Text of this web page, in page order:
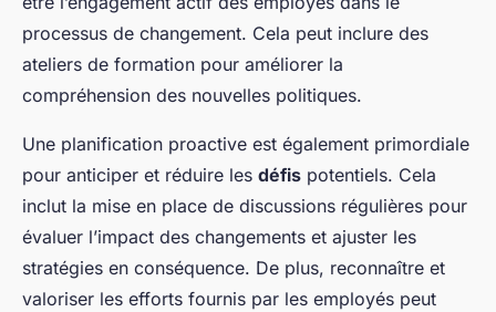
processus de changement. Cela peut inclure des
ateliers de formation pour améliorer la
compréhension des nouvelles politiques.
Une planification proactive est également primordiale
pour anticiper et réduire les défis potentiels. Cela
inclut la mise en place de discussions régulières pour
évaluer l’impact des changements et ajuster les
stratégies en conséquence. De plus, reconnaître et
valoriser les efforts fournis par les employés peut